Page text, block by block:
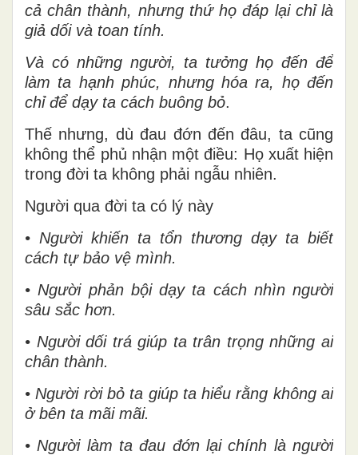
cả chân thành, nhưng thứ họ đáp lại chỉ là
giả dối và toan tính.
Và có những người, ta tưởng họ đến để
làm ta hạnh phúc, nhưng hóa ra, họ đến
chỉ để dạy ta cách buông bỏ.
Thế nhưng, dù đau đớn đến đâu, ta cũng
không thể phủ nhận một điều: Họ xuất hiện
trong đời ta không phải ngẫu nhiên.
Người qua đời ta có lý này
• Người khiến ta tổn thương dạy ta biết
cách tự bảo vệ mình.
• Người phản bội dạy ta cách nhìn người
sâu sắc hơn.
• Người dối trá giúp ta trân trọng những ai
chân thành.
• Người rời bỏ ta giúp ta hiểu rằng không ai
ở bên ta mãi mãi.
• Người làm ta đau đớn lại chính là người